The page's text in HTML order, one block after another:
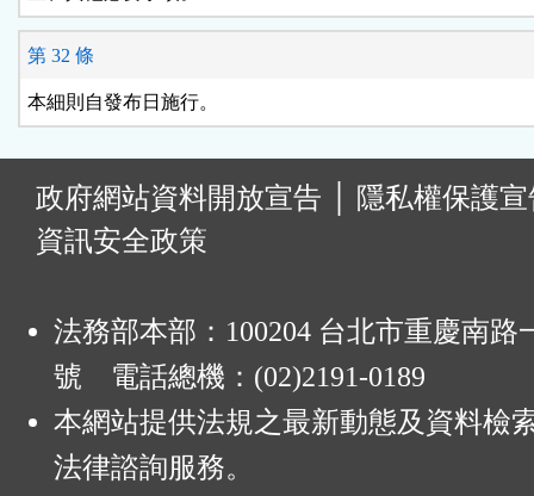
第 32 條
本細則自發布日施行。
政府網站資料開放宣告
隱私權保護
資訊安全政策
法務部本部：100204 台北市重慶南路
號 電話總機：(02)2191-0189
本網站提供法規之最新動態及資料檢
法律諮詢服務。